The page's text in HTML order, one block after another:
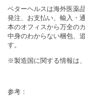
ベターヘルスは海外医薬
発注、お支払い、輸入・
本のオフィスから万全の
中身のわからない梱包、
す。
※製造国に関する情報は
参考：